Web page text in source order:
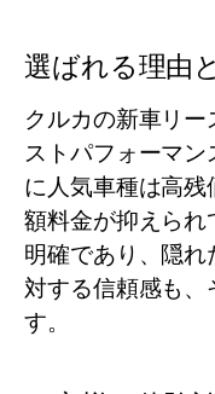
選ばれる理由
クルカの新車リ
ストパフォーマ
に人気車種は高残
額料金が抑えら
明確であり、隠
対する信頼感も
す。